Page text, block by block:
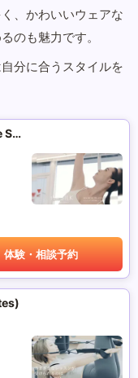
、かわいいウェアな
のも魅力です。
分に合うスタイルを
マシンピラティススタジオ ザ･シルク(the SILK)
体験・相談予約